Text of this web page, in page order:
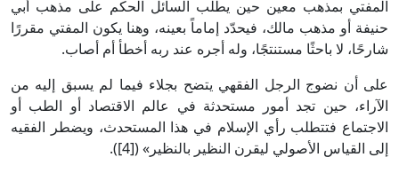
المفتي بمذهب معين حين يطلب السائل الحكم على مذهب أبي
حنيفة أو مذهب مالك، فيحدّد إماماً بعينه، وهنا يكون المفتي مقررًا
شارحًا، لا باحثًا مستنتجًا، وله أجره عند ربه أخطأ أم أصاب.
على أن نضوج الرجل الفقهي يتضح بجلاء فيما لم يسبق إليه من
الآراء، حين تجد أمور مستحدثة في عالم الاقتصاد أو الطب أو
الاجتماع فتتطلب رأي الإسلام في هذا المستحدث، ويضطر الفقيه
إلى القياس الأصولي ليقرن النظير بالنظير» ([4]).